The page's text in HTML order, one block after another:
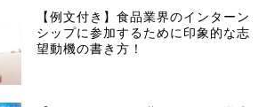
【例文付き】食品業界のインターン
シップに参加するために印象的な志
望動機の書き方！